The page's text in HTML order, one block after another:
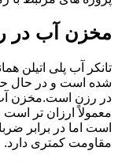
مخزن آب در
تانکر آب پلی اتیلن
شده است و در حال
در رزن است.مخزن آب
معمولاً ارزان تر
است اما در برابر
مقاومت کمتری دارد.